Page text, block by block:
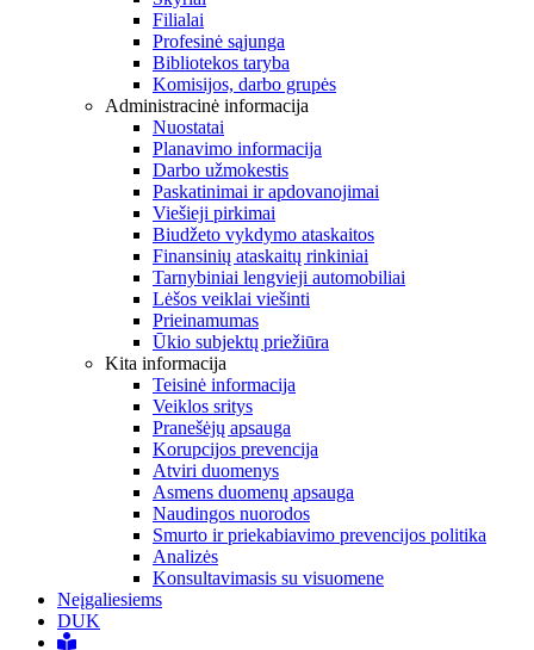
Filialai
Profesinė sąjunga
Bibliotekos taryba
Komisijos, darbo grupės
Administracinė informacija
Nuostatai
Planavimo informacija
Darbo užmokestis
Paskatinimai ir apdovanojimai
Viešieji pirkimai
Biudžeto vykdymo ataskaitos
Finansinių ataskaitų rinkiniai
Tarnybiniai lengvieji automobiliai
Lėšos veiklai viešinti
Prieinamumas
Ūkio subjektų priežiūra
Kita informacija
Teisinė informacija
Veiklos sritys
Pranešėjų apsauga
Korupcijos prevencija
Atviri duomenys
Asmens duomenų apsauga
Naudingos nuorodos
Smurto ir priekabiavimo prevencijos politika
Analizės
Konsultavimasis su visuomene
Neįgaliesiems
DUK